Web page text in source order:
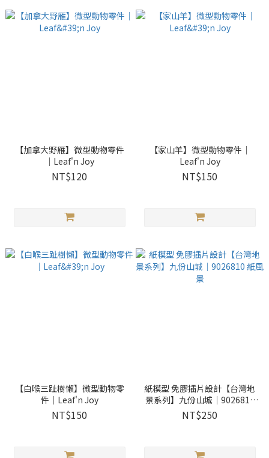
【加拿大野雁】微型動物零件
｜Leaf'n Joy
NT$120
【家山羊】微型動物零件｜
Leaf'n Joy
NT$150
【白喉三趾樹懶】微型動物零
件｜Leaf'n Joy
NT$150
紙模型 免膠插片設計【台灣地
景系列】九份山城｜9026810
紙風景
NT$250